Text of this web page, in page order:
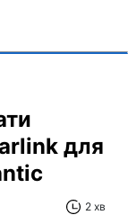
для
2 хв